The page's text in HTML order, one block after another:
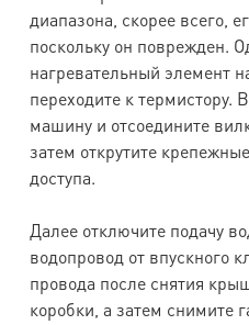
диапазона, скорее всего,
поскольку он поврежден.
нагревательный элемент
переходите к термистору.
машину и отсоедините
затем открутите
доступа.
Далее отключите подачу
водопровод от впускного
провода после снятия
коробки, а затем снимите